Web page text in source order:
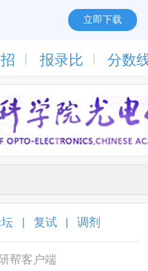
立即下载
报录比 分数
复试 调剂
帮客户端